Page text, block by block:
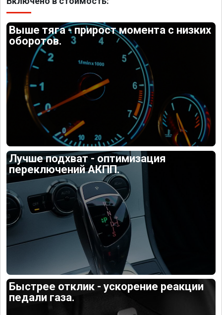
Выше тяга - прирост момента с низких
оборотов.
Лучше подхват - оптимизация
переключений АКПП.
Быстрее отклик - ускорение реакции
педали газа.